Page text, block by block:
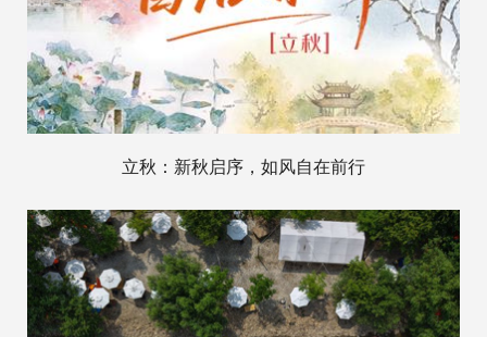
立秋：新秋启序，如风自在前行